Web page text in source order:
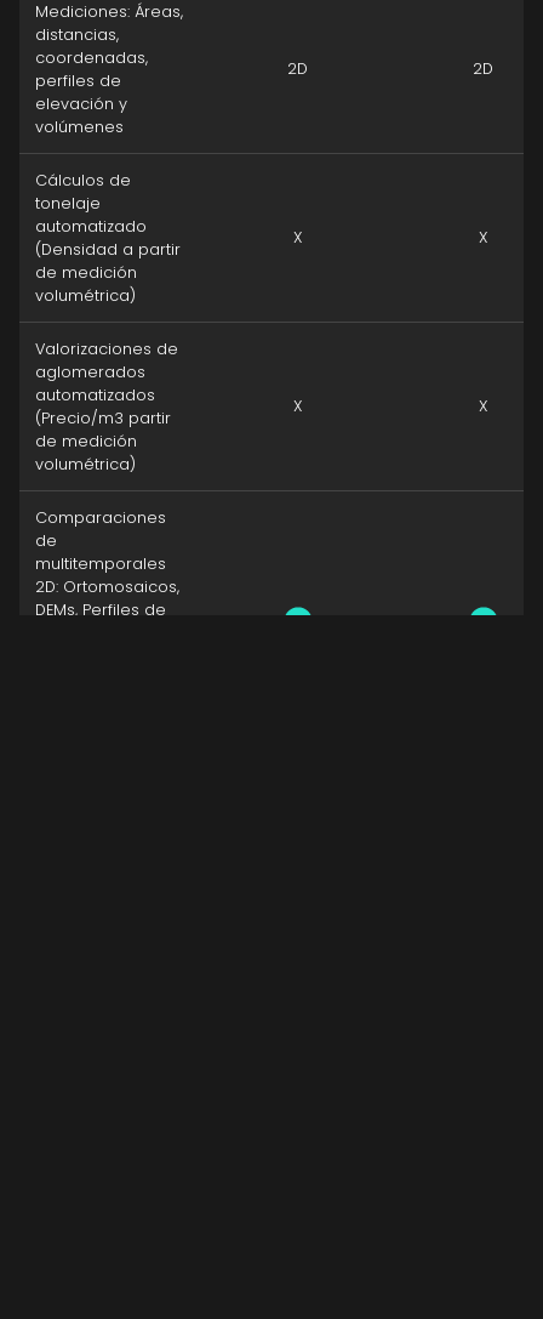
Mediciones: Áreas,
distancias,
coordenadas,
perfiles de
elevación y
volúmenes
2D 2D
Cálculos de
tonelaje
automatizado
(Densidad a partir
de medición
volumétrica)
X X
Valorizaciones de
aglomerados
automatizados
(Precio/m3 partir
de medición
volumétrica)
X X
Comparaciones
de
multitemporales
2D: Ortomosaicos,
DEMs, Perfiles de